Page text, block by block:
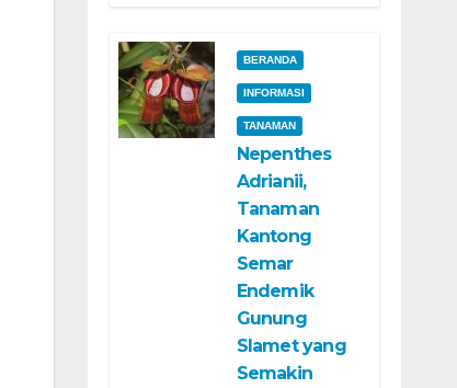
BERANDA
INFORMASI
TANAMAN
Nepenthes
Adrianii,
Tanaman
Kantong
Semar
Endemik
Gunung
Slamet yang
Semakin